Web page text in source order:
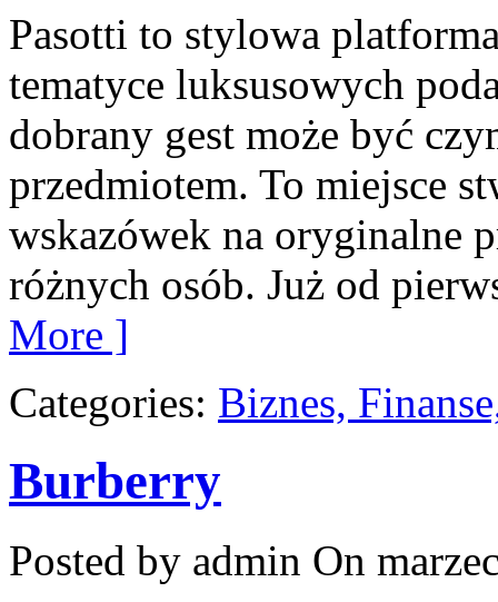
Pasotti to stylowa
tematyce luksusowych
dobrany gest może być
przedmiotem. To miejsce
wskazówek na oryginalne
różnych osób. Już od
More ]
Categories: Biznes,
Burberry
Posted by admin On